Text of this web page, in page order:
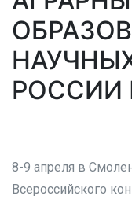
РОССИИ
8-9 апреля в
Всероссийского